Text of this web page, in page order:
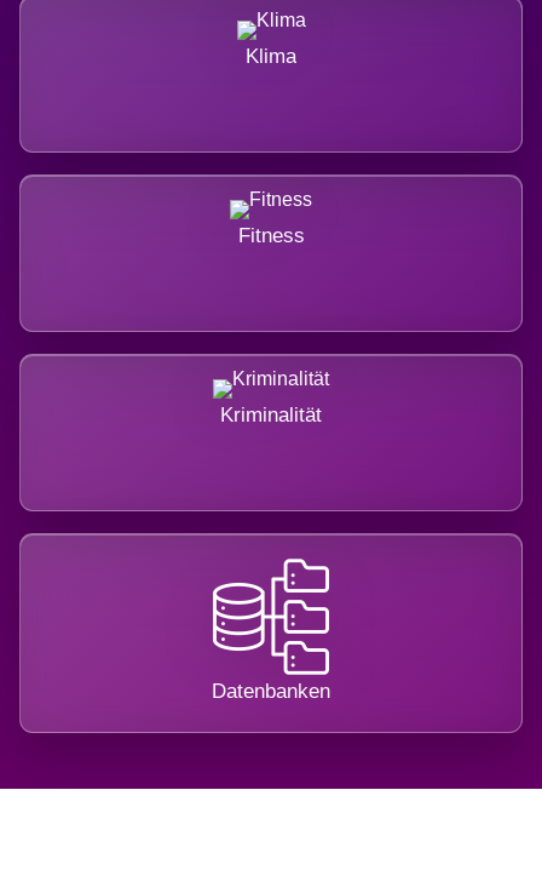
Klima
Fitness
Kriminalität
Datenbanken